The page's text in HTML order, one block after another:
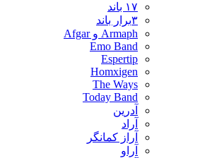
۱۷ باند
۳برار باند
Armaph و Afgar
Emo Band
Espertip
Homxigen
The Ways
Today Band
آدرین
آراد
آراز کمانگر
آراو